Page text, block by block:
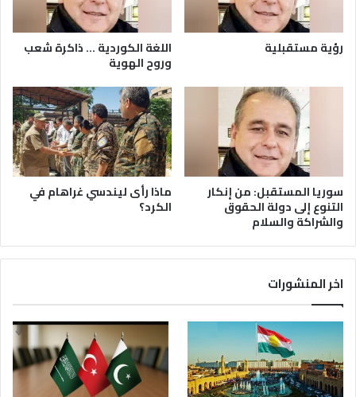
رؤية مستقبلية اللغة الكوردية … ذاكرة شعب
وروح الهوية
سوريا المستقبل: من إنكار
التنوع إلى دولة الحقوق
والشراكة والسلام
ماذا رأى ليندسي غراهام في
الكرد؟
اخر المنشورات